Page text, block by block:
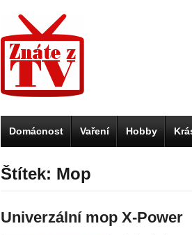
Domácnost Vaření Hobby
Štítek: Mop
Univerzální mop X-Power